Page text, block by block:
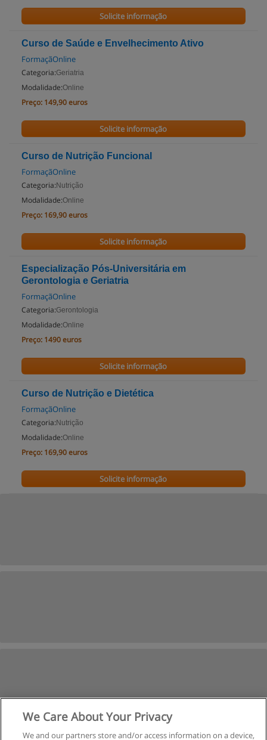
Solicite informação
Curso de Saúde e Envelhecimento Ativo
FormaçãOnline
Categoria:Geriatria
Modalidade:Online
Preço: 149,90 euros
Solicite informação
Curso de Nutrição Funcional
FormaçãOnline
Categoria: Nutrição
Modalidade:Online
Preço: 169,90 euros
Solicite informação
Especialização Pós-Universitária em
Gerontologia e Geriatria
FormaçãOnline
Categoria:Gerontologia
Modalidade:Online
Preço: 1490 euros
Solicite informação
Curso de Nutrição e Dietética
FormaçãOnline
Categoria: Nutrição
Modalidade:Online
Preço: 169,90 euros
Solicite informação
We Care About Your Privacy
We and our partners store and/or access information on a device,